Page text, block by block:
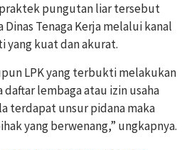
pungutan liar tersebut
Tenaga Kerja melalui kanal
yang kuat dan akurat.
LPK yang terbukti melakukan
lembaga atau izin usaha
terdapat unsur pidana maka
yang berwenang,” ungkapnya.